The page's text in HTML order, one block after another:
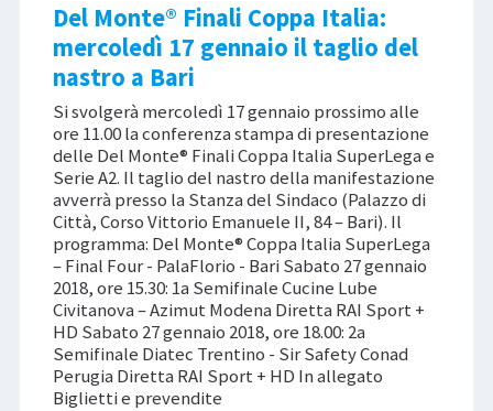
Del Monte® Finali Coppa Italia:
mercoledì 17 gennaio il taglio del
nastro a Bari
Si svolgerà mercoledì 17 gennaio prossimo alle
ore 11.00 la conferenza stampa di presentazione
delle Del Monte® Finali Coppa Italia SuperLega e
Serie A2. Il taglio del nastro della manifestazione
avverrà presso la Stanza del Sindaco (Palazzo di
Città, Corso Vittorio Emanuele II, 84 – Bari). Il
programma: Del Monte® Coppa Italia SuperLega
– Final Four - PalaFlorio - Bari Sabato 27 gennaio
2018, ore 15.30: 1a Semifinale Cucine Lube
Civitanova – Azimut Modena Diretta RAI Sport +
HD Sabato 27 gennaio 2018, ore 18.00: 2a
Semifinale Diatec Trentino - Sir Safety Conad
Perugia Diretta RAI Sport + HD In allegato
Biglietti e prevendite